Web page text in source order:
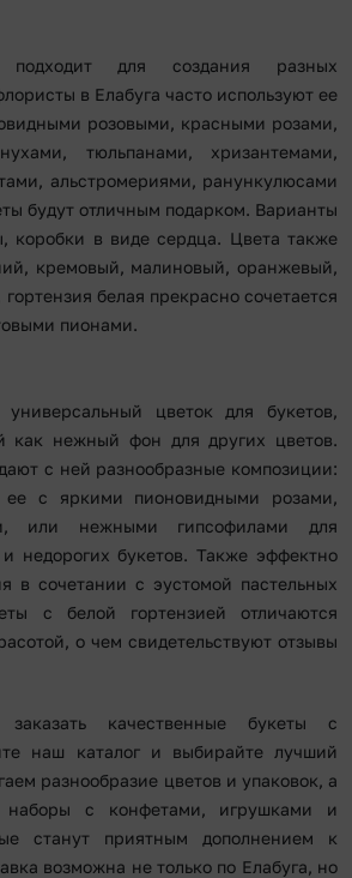
подходит для создания разных
в Елабуга часто используют ее
розовыми, красными розами,
тюльпанами, хризантемами,
альстромериями, ранункулюсами
будут отличным подарком. Варианты
коробки в виде сердца. Цвета также
кремовый, малиновый, оранжевый,
белая прекрасно сочетается
пионами.
цветок для букетов,
как нежный фон для других цветов.
с ней разнообразные композиции:
ее с яркими пионовидными розами,
или нежными гипсофилами для
недорогих букетов. Также эффектно
в сочетании с эустомой пастельных
с белой гортензией отличаются
о чем свидетельствуют отзывы
качественные букеты с
наш каталог и выбирайте лучший
разнообразие цветов и упаковок, а
наборы с конфетами, игрушками и
станут приятным дополнением к
возможна не только по Елабуга, но